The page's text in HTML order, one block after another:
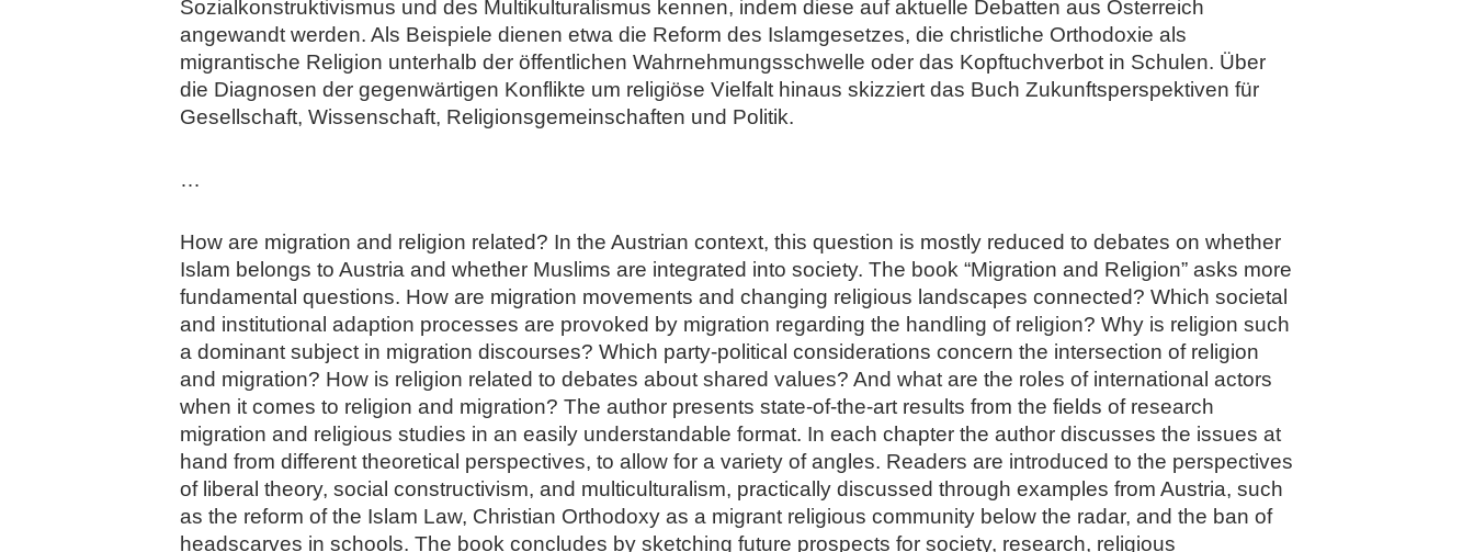
Sozialkonstruktivismus und des Multikulturalismus kennen, indem diese auf aktuelle Debatten aus Österreich
angewandt werden. Als Beispiele dienen etwa die Reform des Islamgesetzes, die christliche Orthodoxie als
migrantische Religion unterhalb der öffentlichen Wahrnehmungsschwelle oder das Kopftuchverbot in Schulen. Über
die Diagnosen der gegenwärtigen Konflikte um religiöse Vielfalt hinaus skizziert das Buch Zukunftsperspektiven für
Gesellschaft, Wissenschaft, Religionsgemeinschaften und Politik.
…
How are migration and religion related? In the Austrian context, this question is mostly reduced to debates on whether
Islam belongs to Austria and whether Muslims are integrated into society. The book “Migration and Religion” asks more
fundamental questions. How are migration movements and changing religious landscapes connected? Which societal
and institutional adaption processes are provoked by migration regarding the handling of religion? Why is religion such
a dominant subject in migration discourses? Which party-political considerations concern the intersection of religion
and migration? How is religion related to debates about shared values? And what are the roles of international actors
when it comes to religion and migration? The author presents state-of-the-art results from the fields of research
migration and religious studies in an easily understandable format. In each chapter the author discusses the issues at
hand from different theoretical perspectives, to allow for a variety of angles. Readers are introduced to the perspectives
of liberal theory, social constructivism, and multiculturalism, practically discussed through examples from Austria, such
as the reform of the Islam Law, Christian Orthodoxy as a migrant religious community below the radar, and the ban of
headscarves in schools. The book concludes by sketching future prospects for society, research, religious